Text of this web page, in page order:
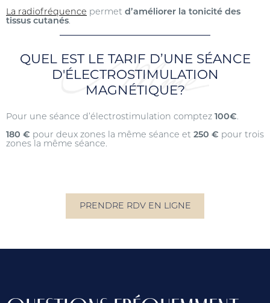
La radiofréquence permet d’améliorer la tonicité des
tissus cutanés.
QUEL EST LE TARIF D’UNE SÉANCE
D'ÉLECTROSTIMULATION
MAGNÉTIQUE?
Pour une séance d’électrostimulation comptez 100€.
180 € pour deux zones la même séance et 250 € pour trois
zones la même séance.
PRENDRE RDV EN LIGNE